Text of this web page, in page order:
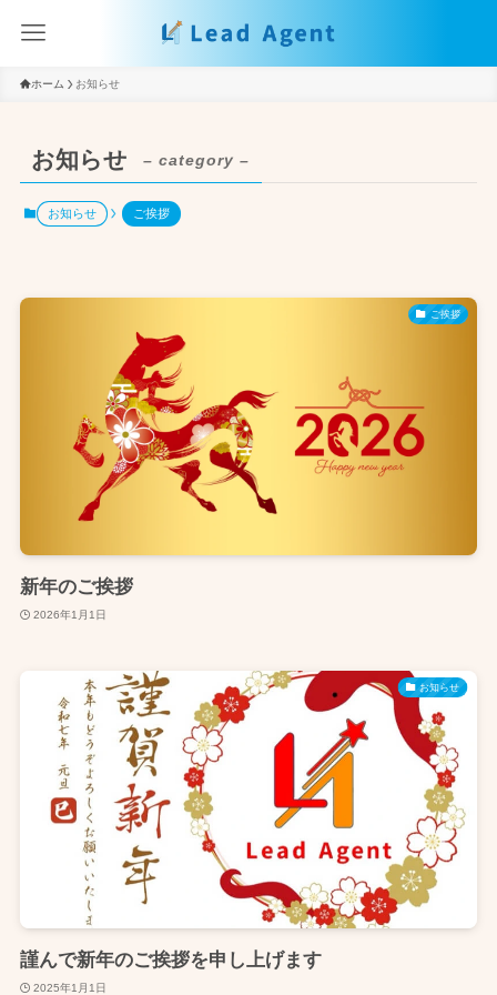
ホーム お知らせ
お知らせ – category –
お知らせ ご挨拶
ご挨拶
新年のご挨拶
2026年1月1日
お知らせ
謹んで新年のご挨拶を申し上げます
2025年1月1日